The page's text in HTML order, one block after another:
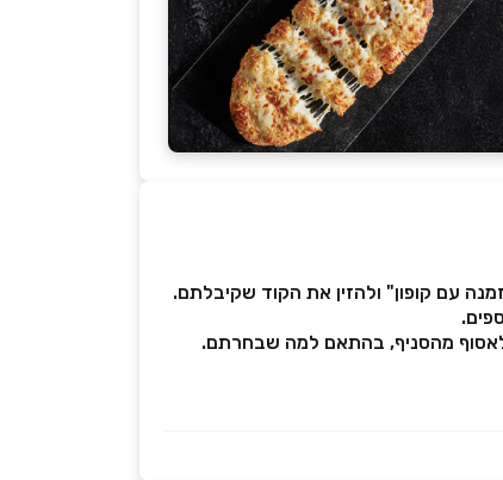
עם קופון" ולהזין את הקוד שקיבלתם.
לאסוף מהסניף, בהתאם למה שבחרתם.